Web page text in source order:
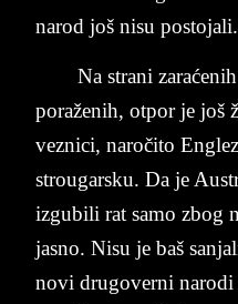
na­rod još nisu po­sto­ja­li.
Na ­stra­ni
poraženih, ot­por ­je ­još
ve­zni­ci, naročito
strougar­sku. Da je
iz­gu­bi­li rat samo zbog
ja­sno. Nisu je baš
novi dru­go­ver­ni